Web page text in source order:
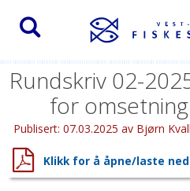
Rundskriv 02-
for
Publisert: 07.03.2025 av Bjørn
Klikk for å åpne/laste